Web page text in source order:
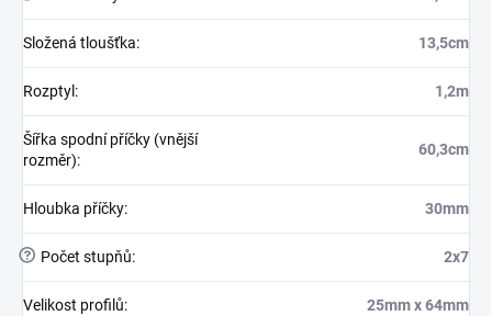
Složená tloušťka: 13,5cm
Rozptyl : 1,2m
Šířka spodní příčky (vnější
rozměr):
60,3cm
Hloubka příčky: 30mm
? Počet stupňů: 2x7
Velikost profilů: 25mm x 64mm